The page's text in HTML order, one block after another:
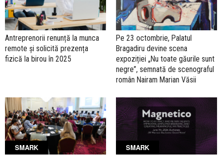
Antreprenorii renunță la munca
remote și solicită prezența
fizică la birou în 2025
Pe 23 octombrie, Palatul
Bragadiru devine scena
expoziției „Nu toate găurile sunt
negre”, semnată de scenograful
român Nairam Marian Văsii
SMARK
SMARK